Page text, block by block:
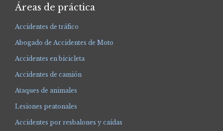
Áreas de práctica
Accidentes de tráfico
Abogado de Accidentes de Moto
Accidentes en bicicleta
Accidentes de camión
Ataques de animales
Lesiones peatonales
Accidentes por resbalones y caídas